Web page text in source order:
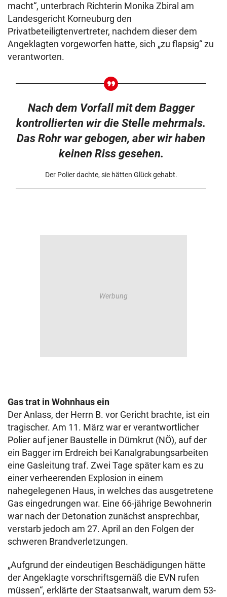
macht“, unterbrach Richterin Monika Zbiral am
Landesgericht Korneuburg den
Privatbeteiligtenvertreter, nachdem dieser dem
Angeklagten vorgeworfen hatte, sich „zu flapsig“ zu
verantworten.
Nach dem Vorfall mit dem Bagger
kontrollierten wir die Stelle mehrmals.
Das Rohr war gebogen, aber wir haben
keinen Riss gesehen.
Der Polier dachte, sie hätten Glück gehabt.
Gas trat in Wohnhaus ein
Der Anlass, der Herrn B. vor Gericht brachte, ist ein
tragischer. Am 11. März war er verantwortlicher
Polier auf jener Baustelle in Dürnkrut (NÖ), auf der
ein Bagger im Erdreich bei Kanalgrabungsarbeiten
eine Gasleitung traf. Zwei Tage später kam es zu
einer verheerenden Explosion in einem
nahegelegenen Haus, in welches das ausgetretene
Gas eingedrungen war. Eine 66-jährige Bewohnerin
war nach der Detonation zunächst ansprechbar,
verstarb jedoch am 27. April an den Folgen der
schweren Brandverletzungen.
„Aufgrund der eindeutigen Beschädigungen hätte
der Angeklagte vorschriftsgemäß die EVN rufen
müssen“, erklärte der Staatsanwalt, warum dem 53-